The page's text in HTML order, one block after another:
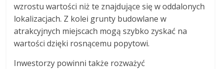
wzrostu wartości niż te znajdujące się w oddalonych
lokalizacjach. Z kolei grunty budowlane w
atrakcyjnych miejscach mogą szybko zyskać na
wartości dzięki rosnącemu popytowi.
Inwestorzy powinni także rozważyć